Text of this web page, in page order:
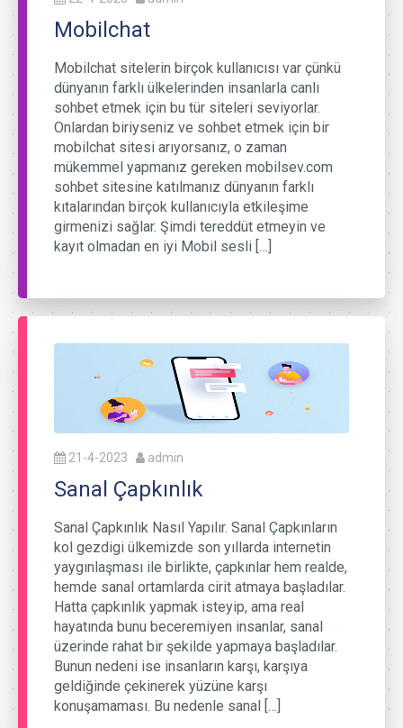
Mobilchat
Mobilchat sitelerin birçok kullanıcısı var çünkü
dünyanın farklı ülkelerinden insanlarla canlı
sohbet etmek için bu tür siteleri seviyorlar.
Onlardan biriyseniz ve sohbet etmek için bir
mobilchat sitesi arıyorsanız, o zaman
mükemmel yapmanız gereken mobilsev.com
sohbet sitesine katılmanız dünyanın farklı
kıtalarından birçok kullanıcıyla etkileşime
girmenizi sağlar. Şimdi tereddüt etmeyin ve
kayıt olmadan en iyi Mobil sesli […]
21-4-2023 admin
Sanal Çapkınlık
Sanal Çapkınlık Nasıl Yapılır. Sanal Çapkınların
kol gezdigi ülkemizde son yıllarda internetin
yaygınlaşması ile birlikte, çapkınlar hem realde,
hemde sanal ortamlarda cirit atmaya başladılar.
Hatta çapkınlık yapmak isteyip, ama real
hayatında bunu beceremiyen insanlar, sanal
üzerinde rahat bir şekilde yapmaya başladılar.
Bunun nedeni ise insanların karşı, karşıya
geldiğinde çekinerek yüzüne karşı
konuşamaması. Bu nedenle sanal […]